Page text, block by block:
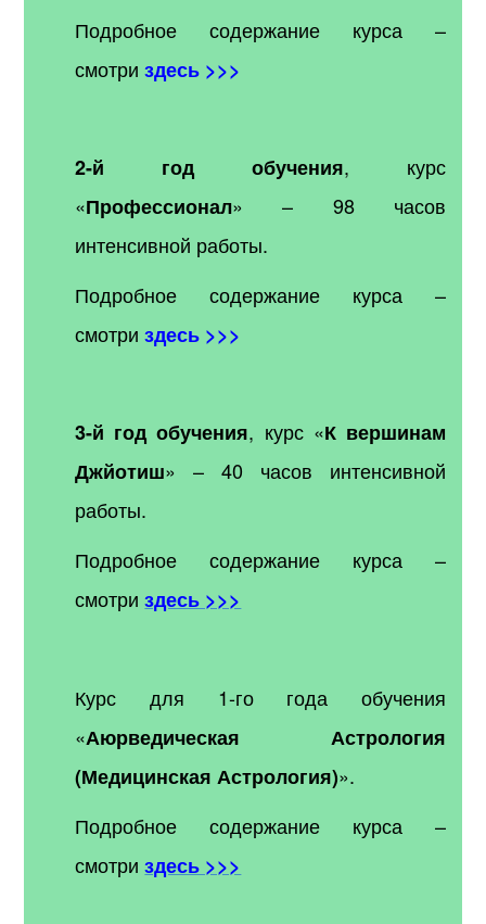
Подробное содержание курса –
смотриздесь >>>
2-й год обучения, курс
«Профессионал» – 98 часов
интенсивной работы.
Подробное содержание курса –
смотриздесь >>>
3-й год обучения, курс «К вершинам
Джйотиш» – 40 часов интенсивной
работы.
Подробное содержание курса –
смотриздесь >>>
Курс для 1-го года обучения
«Аюрведическая Астрология
(Медицинская Астрология)».
Подробное содержание курса –
смотриздесь >>>